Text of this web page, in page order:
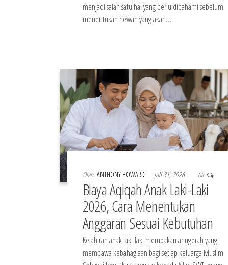
menjadi salah satu hal yang perlu dipahami sebelum
menentukan hewan yang akan…
Oleh ANTHONY HOWARD Juli 31, 2026 Off
Biaya Aqiqah Anak Laki-Laki
2026, Cara Menentukan
Anggaran Sesuai Kebutuhan
Kelahiran anak laki-laki merupakan anugerah yang
membawa kebahagiaan bagi setiap keluarga Muslim.